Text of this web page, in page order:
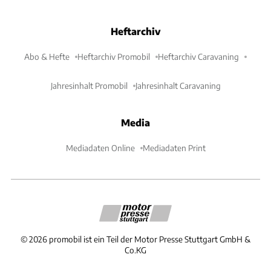
Heftarchiv
Abo & Hefte Heftarchiv Promobil Heftarchiv Caravaning
Jahresinhalt Promobil Jahresinhalt Caravaning
Media
Mediadaten Online Mediadaten Print
©2026 promobil ist ein Teil der Motor Presse Stuttgart GmbH &
Co.KG